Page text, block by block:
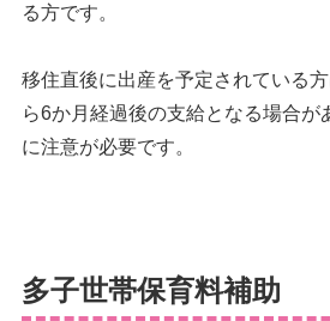
る方です。
移住直後に出産を予定されている
ら6か月経過後の支給となる場合が
に注意が必要です。
多子世帯保育料補助